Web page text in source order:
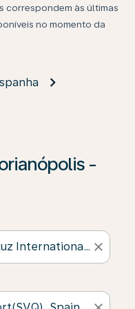
correspondem às últimas
no momento da
-
close
clique em